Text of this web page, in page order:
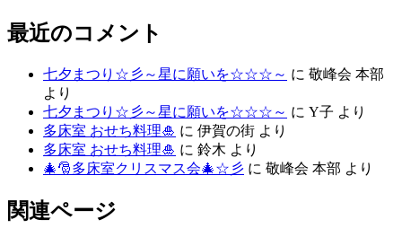
最近のコメント
七夕まつり☆彡～星に願いを☆☆☆～ に 敬峰会 本部
より
七夕まつり☆彡～星に願いを☆☆☆～ に Y子 より
多床室 おせち料理🎍 に 伊賀の街 より
多床室 おせち料理🎍 に 鈴木 より
🎄🎅多床室クリスマス会🎄☆彡 に 敬峰会 本部 より
関連ページ